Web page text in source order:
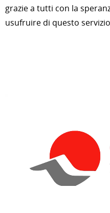
grazie a tutti con la
usufruire di questo